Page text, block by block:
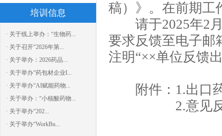
培训信息
· 关于线上举办：“生物药...
· 关于召开“2026年第...
· 关于举办：2026药品...
· 关于举办“药包材企业I...
· 关于举办“AI赋能药物...
· 关于举办：“小核酸药物...
· 关于举办“202...
· 关于举办“WorkBu...
稿）》。在前期工
请于2025年2月
要求反馈至电子邮
注明“××单位反馈
附件：1.出口药
2.意见反